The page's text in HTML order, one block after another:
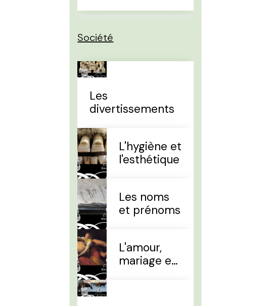
Société
Les
divertissements
L'hygiène et
l'esthétique
Les noms
et prénoms
L'amour,
mariage et